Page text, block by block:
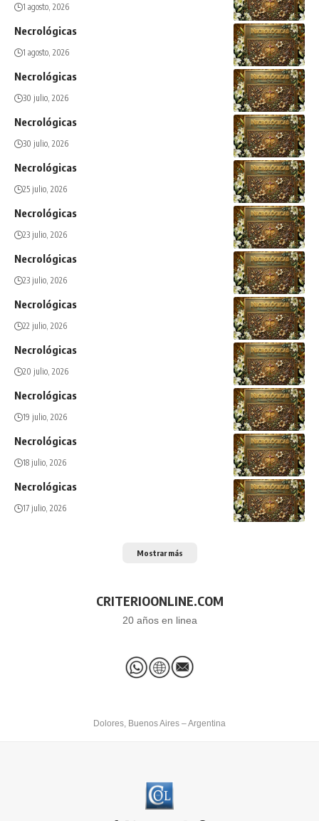
1 agosto, 2026
Necrológicas
1 agosto, 2026
Necrológicas
30 julio, 2026
Necrológicas
30 julio, 2026
Necrológicas
25 julio, 2026
Necrológicas
23 julio, 2026
Necrológicas
23 julio, 2026
Necrológicas
22 julio, 2026
Necrológicas
20 julio, 2026
Necrológicas
19 julio, 2026
Necrológicas
18 julio, 2026
Necrológicas
17 julio, 2026
Mostrar más
CRITERIOONLINE.COM
20 años en linea
Dolores, Buenos Aires – Argentina